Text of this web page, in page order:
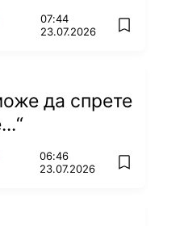
07:44
23.07.2026
add
да спрете
06:46
23.07.2026
add